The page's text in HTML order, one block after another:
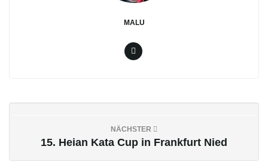
MALU
NÄCHSTER
15. Heian Kata Cup in Frankfurt Nied